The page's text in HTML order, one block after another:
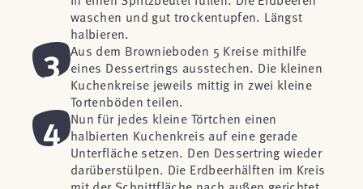
waschen und gut trockentupfen. Längst
halbieren.
3
Aus dem Brownieboden 5 Kreise mithilfe
eines Dessertrings ausstechen. Die kleinen
Kuchenkreise jeweils mittig in zwei kleine
Tortenböden teilen.
4
Nun für jedes kleine Törtchen einen
halbierten Kuchenkreis auf eine gerade
Unterfläche setzen. Den Dessertring wieder
darüberstülpen. Die Erdbeerhälften im Kreis